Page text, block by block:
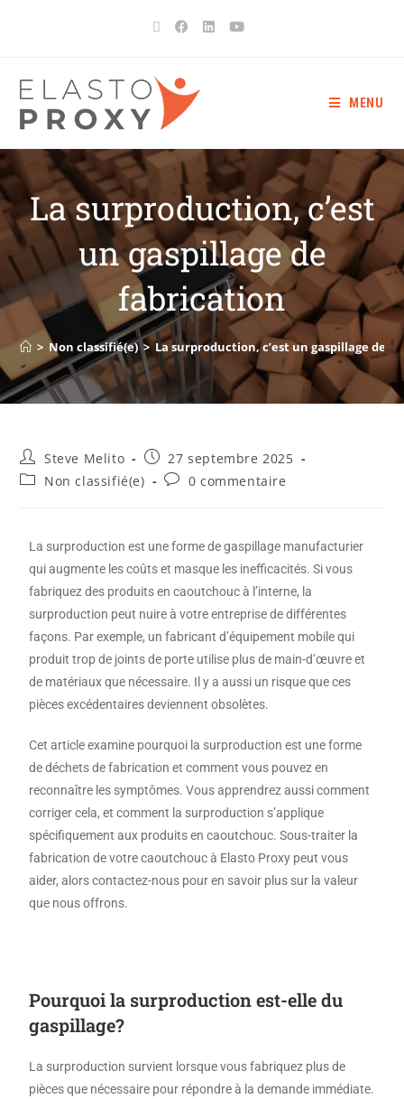
MENU
La surproduction, c’est
un gaspillage de
fabrication
> Non classifié(e) > La surproduction, c’est un gaspillage de
Steve Melito
27 septembre 2025
Non classifié(e)
0 commentaire
La surproduction est une forme de gaspillage manufacturier
qui augmente les coûts et masque les inefficacités. Si vous
fabriquez des produits en caoutchouc à l’interne, la
surproduction peut nuire à votre entreprise de différentes
façons. Par exemple, un fabricant d’équipement mobile qui
produit trop de joints de porte utilise plus de main-d’œuvre et
de matériaux que nécessaire. Il y a aussi un risque que ces
pièces excédentaires deviennent obsolètes.
Cet article examine pourquoi la surproduction est une forme
de déchets de fabrication et comment vous pouvez en
reconnaître les symptômes. Vous apprendrez aussi comment
corriger cela, et comment la surproduction s’applique
spécifiquement aux produits en caoutchouc. Sous-traiter la
fabrication de votre caoutchouc à Elasto Proxy peut vous
aider, alors contactez-nous pour en savoir plus sur la valeur
que nous offrons.
Pourquoi la surproduction est-elle du
gaspillage?
La surproduction survient lorsque vous fabriquez plus de
pièces que nécessaire pour répondre à la demande immédiate.